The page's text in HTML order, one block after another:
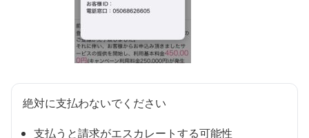
絶対に支払わないでください
支払うと請求がエスカレートする可能性